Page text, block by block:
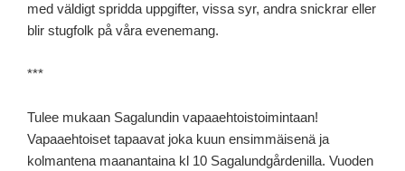
med väldigt spridda uppgifter, vissa syr, andra snickrar eller
blir stugfolk på våra evenemang.
***
Tulee mukaan Sagalundin vapaaehtoistoimintaan!
Vapaaehtoiset tapaavat joka kuun ensimmäisenä ja
kolmantena maanantaina kl 10 Sagalundgårdenilla. Vuoden